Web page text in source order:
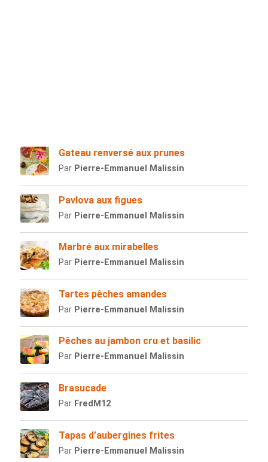
Gateau renversé aux prunes
Par Pierre-Emmanuel Malissin
Pavlova aux figues
Par Pierre-Emmanuel Malissin
Marbré aux mirabelles
Par Pierre-Emmanuel Malissin
Tartes pêches amandes
Par Pierre-Emmanuel Malissin
Pêches au jambon cru et basilic
Par Pierre-Emmanuel Malissin
Brasucade
Par FredM12
Tapas d’aubergines frites
Par Pierre-Emmanuel Malissin